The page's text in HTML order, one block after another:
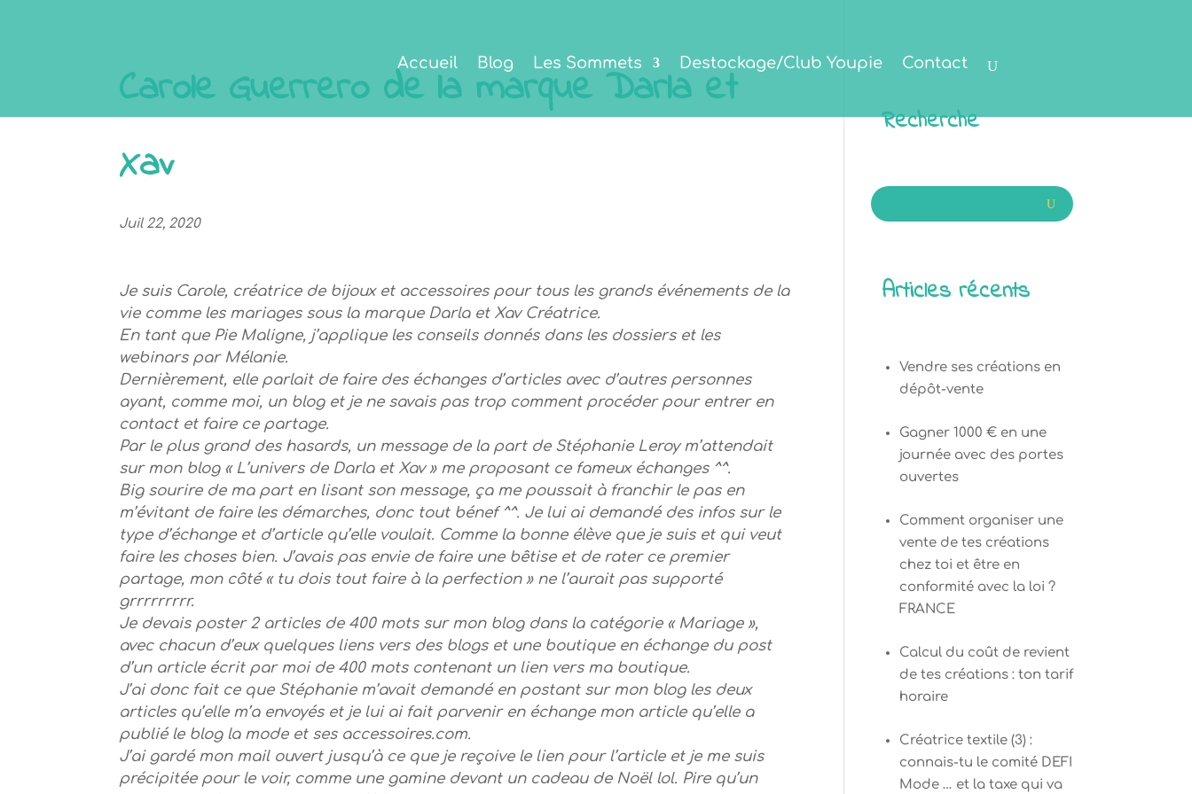
Accueil Blog Les Sommets Destockage/Club Youpie Contact
Carole Guerrero de la marque Darla et
Xav
Juil 22, 2020
Je suis Carole, créatrice de bijoux et accessoires pour tous les grands événements de la
vie comme les mariages sous la marque Darla et Xav Créatrice.
En tant que Pie Maligne, j’applique les conseils donnés dans les dossiers et les
webinars par Mélanie.
Dernièrement, elle parlait de faire des échanges d’articles avec d’autres personnes
ayant, comme moi, un blog et je ne savais pas trop comment procéder pour entrer en
contact et faire ce partage.
Par le plus grand des hasards, un message de la part de Stéphanie Leroy m’attendait
sur mon blog « L’univers de Darla et Xav » me proposant ce fameux échanges ^^.
Big sourire de ma part en lisant son message, ça me poussait à franchir le pas en
m’évitant de faire les démarches, donc tout bénef ^^. Je lui ai demandé des infos sur le
type d’échange et d’article qu’elle voulait. Comme la bonne élève que je suis et qui veut
faire les choses bien. J’avais pas envie de faire une bêtise et de rater ce premier
partage, mon côté « tu dois tout faire à la perfection » ne l’aurait pas supporté
grrrrrrrrr.
Je devais poster 2 articles de 400 mots sur mon blog dans la catégorie « Mariage »,
avec chacun d’eux quelques liens vers des blogs et une boutique en échange du post
d’un article écrit par moi de 400 mots contenant un lien vers ma boutique.
J’ai donc fait ce que Stéphanie m’avait demandé en postant sur mon blog les deux
articles qu’elle m’a envoyés et je lui ai fait parvenir en échange mon article qu’elle a
publié le blog la mode et ses accessoires.com.
J’ai gardé mon mail ouvert jusqu’à ce que je reçoive le lien pour l’article et je me suis
précipitée pour le voir, comme une gamine devant un cadeau de Noël lol. Pire qu’un
Recherche
Articles récents
Vendre ses créations en
dépôt-vente
Gagner 1000 € en une
journée avec des portes
ouvertes
Comment organiser une
vente de tes créations
chez toi et être en
conformité avec la loi ?
FRANCE
Calcul du coût de revient
de tes créations : ton tarif
horaire
Créatrice textile (3) :
connais-tu le comité DEFI
Mode … et la taxe qui va